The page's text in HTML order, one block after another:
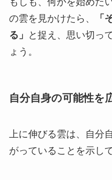
の雲を見かけたら、
「
る」
と捉え、思い切っ
ょう。
自分自身の可能性を
上に伸びる雲は、自分
がっていることを示し